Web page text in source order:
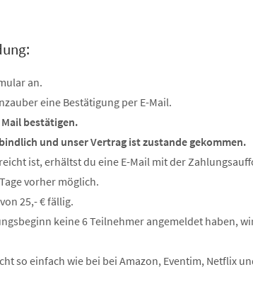
an.
eine Bestätigung per E-Mail.
bestätigen.
und unser Vertrag ist zustande gekommen.
ist, erhältst du eine E-Mail mit der
vorher möglich.
25,- € fällig.
keine 6 Teilnehmer angemeldet haben,
so einfach wie bei bei Amazon, Eventim, Netflix